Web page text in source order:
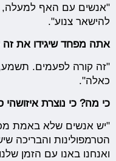
"אנשים עם האף למעלה,
להישאר צנוע".
אתה מפחד שיגידו את זה
"זה קורה לפעמים. תשמע,
כאלה".
כי מה? כי נוצרת
"יש אנשים שלא באמת
הטרמפולינות והבריכה
ואנחנו באנו עם הזמן